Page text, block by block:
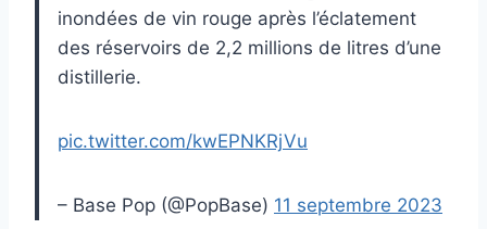
inondées de vin rouge après l’éclatement
des réservoirs de 2,2 millions de litres d’une
distillerie.
pic.twitter.com/kwEPNKRjVu
– Base Pop (@PopBase) 11 septembre 2023